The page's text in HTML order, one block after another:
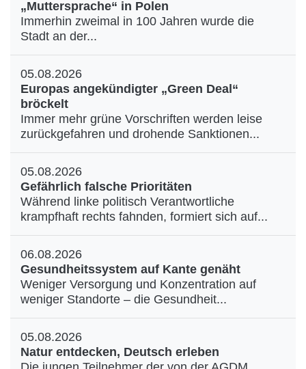
„Muttersprache“ in Polen
Immerhin zweimal in 100 Jahren wurde die
Stadt an der...
05.08.2026
Europas angekündigter „Green Deal“
bröckelt
Immer mehr grüne Vorschriften werden leise
zurückgefahren und drohende Sanktionen...
05.08.2026
Gefährlich falsche Prioritäten
Während linke politisch Verantwortliche
krampfhaft rechts fahnden, formiert sich auf...
06.08.2026
Gesundheitssystem auf Kante genäht
Weniger Versorgung und Konzentration auf
weniger Standorte – die Gesundheit...
05.08.2026
Natur entdecken, Deutsch erleben